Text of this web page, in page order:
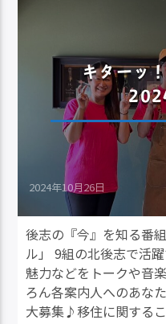
キターッ
2024年10月26日
後志の『今』を知る番
ル」 9組の北後志で活
魅力などをトークや音
ろん各案内人へのあな
大募集♪移住に関する